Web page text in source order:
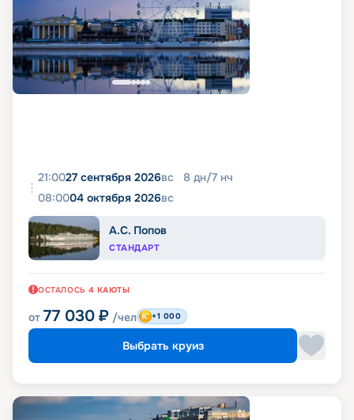
21:0027 сентября 2026вс 8 дн/7 нч
08:0004 октября 2026вс
А.С. Попов
СТАНДАРТ
ОСТАЛОСЬ 4 КАЮТЫ
от 77 030 ₽ /чел +1 000
Выбрать круиз